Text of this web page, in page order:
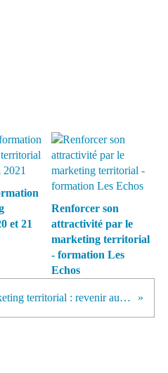
et 21
Renforcer son
attractivité par le
marketing territorial
- formation Les
Echos
Marketing territorial : revenir aux fondamentaux